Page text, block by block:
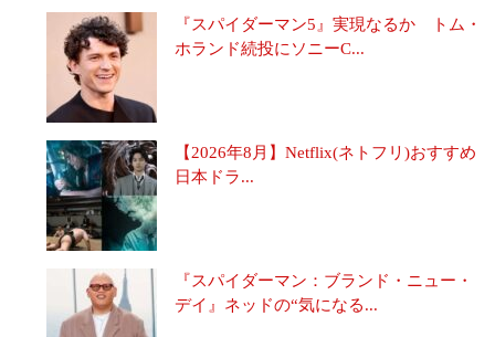
『スパイダーマン5』実現なるか トム・
ホランド続投にソニーC...
【2026年8月】Netflix(ネトフリ)おすすめ
日本ドラ...
『スパイダーマン：ブランド・ニュー・
デイ』ネッドの“気になる...